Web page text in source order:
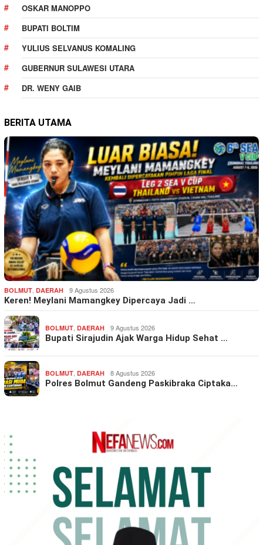
OSKAR MANOPPO
BUPATI BOLTIM
YULIUS SELVANUS KOMALING
GUBERNUR SULAWESI UTARA
DR. WENY GAIB
BERITA UTAMA
BOLMUT DAERAH 9 Agustus 2026
Keren! Meylani Mamangkey Dipercaya Jadi …
BOLMUT DAERAH 9 Agustus 2026
Bupati Sirajudin Ajak Warga Hidup Sehat …
BOLMUT DAERAH 8 Agustus 2026
Polres Bolmut Gandeng Paskibraka Ciptaka…